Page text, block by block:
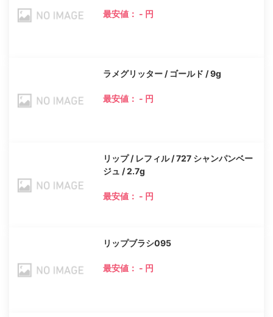
最安値： - 円
ラメグリッター / ゴールド / 9g
最安値： - 円
リップ / レフィル / 727 シャンパンベー
ジュ / 2.7g
最安値： - 円
リップブラシ095
最安値： - 円